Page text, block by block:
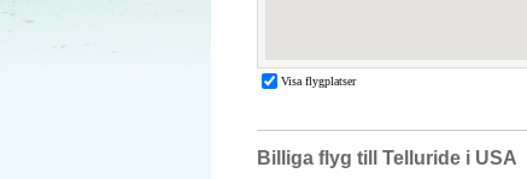
Billiga flyg till Telluride i USA